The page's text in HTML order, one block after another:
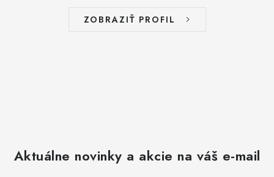
ZOBRAZIŤ PROFIL
Aktuálne novinky a akcie na váš e-mail